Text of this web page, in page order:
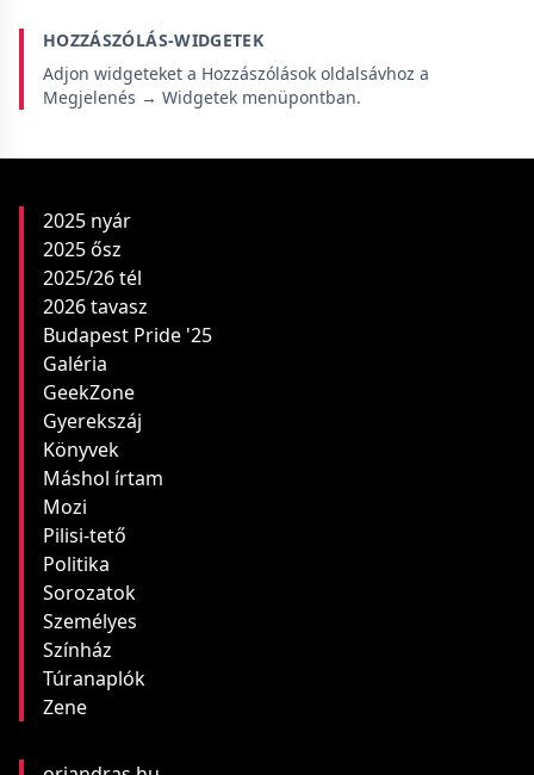
HOZZÁSZÓLÁS-WIDGETEK
Adjon widgeteket a Hozzászólások oldalsávhoz a
Megjelenés → Widgetek menüpontban.
2025 nyár
2025 ősz
2025/26 tél
2026 tavasz
Budapest Pride '25
Galéria
GeekZone
Gyerekszáj
Könyvek
Máshol írtam
Mozi
Pilisi-tető
Politika
Sorozatok
Személyes
Színház
Túranaplók
Zene